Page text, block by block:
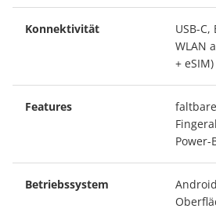
Konnektivität
USB-
WLAN
+ eSIM)
Features
Power-
Betriebssystem